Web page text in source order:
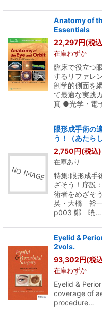
Anatomy of
Essentials
22,297円(税
在庫わずか
臨床で役立つ
するリファレ
剖学的側面を
て最適な実践
真 ●光学・電
眼形成手術の
う！（あたら
2,750円(税込)
在庫あり
特集:眼形成手
ざそう！序説
術者をめざ
英・大橋 裕
p003 鄭 暁…
Eyelid &
2vols.
93,302円(税
在庫わずか
Eyelid &
coverage of
procedure…